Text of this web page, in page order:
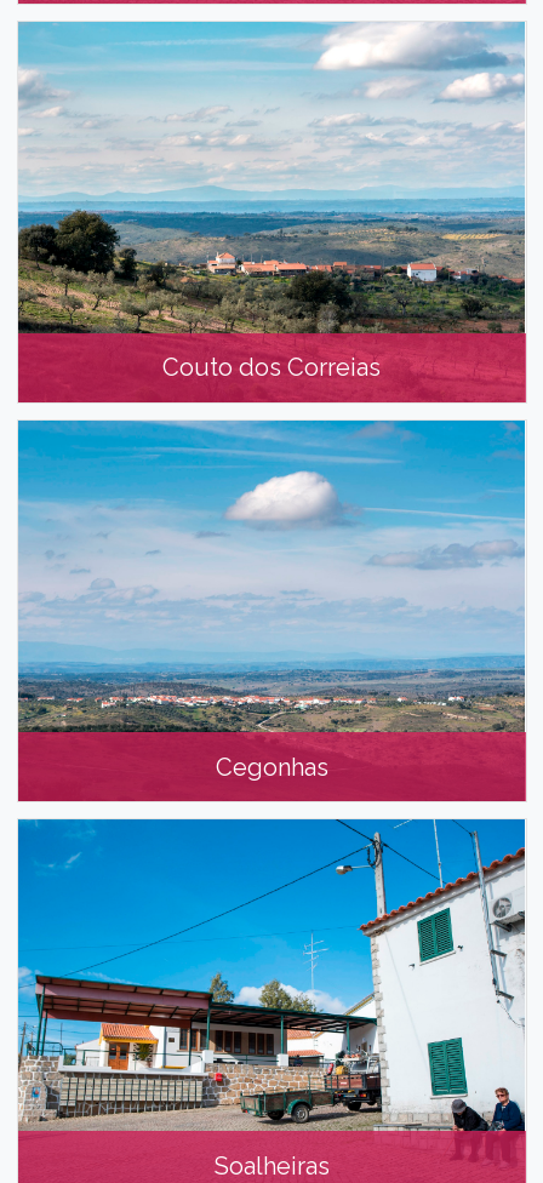
Torre de Monfortinho
Couto dos Correias
Couto dos Correias
Cegonhas
Soalheiras